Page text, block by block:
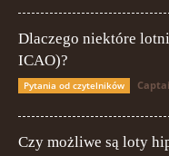
Dlaczego niektóre
ICAO)?
Pytania od czytelników
Czy możliwe są loty